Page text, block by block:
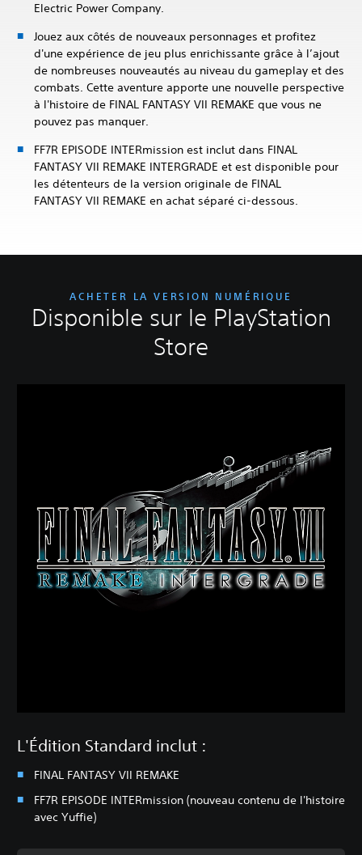
Electric Power Company.
Jouez aux côtés de nouveaux personnages et profitez
d'une expérience de jeu plus enrichissante grâce à l’ajout
de nombreuses nouveautés au niveau du gameplay et des
combats. Cette aventure apporte une nouvelle perspective
à l'histoire de FINAL FANTASY VII REMAKE que vous ne
pouvez pas manquer.
FF7R EPISODE INTERmission est inclut dans FINAL
FANTASY VII REMAKE INTERGRADE et est disponible pour
les détenteurs de la version originale de FINAL
FANTASY VII REMAKE en achat séparé ci-dessous.
ACHETER LA VERSION NUMÉRIQUE
Disponible sur le PlayStation
Store
L'Édition Standard inclut :
FINAL FANTASY VII REMAKE
FF7R EPISODE INTERmission (nouveau contenu de l'histoire
avec Yuffie)